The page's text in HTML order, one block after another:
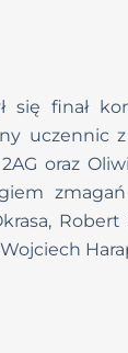
się finał
uczennic z
oraz
Robert
Wojciech